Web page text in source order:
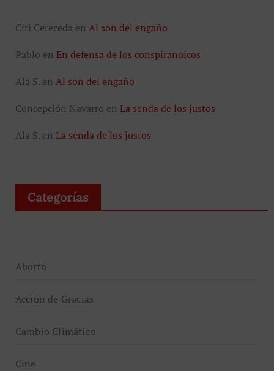
Ciri Cereceda en Al son del engaño
Pablo en En defensa de los conspiranoicos
Ala S.en Al son del engaño
Concepción Navarro en La senda de los justos
Ala S.en La senda de los justos
Categorías
Aborto
Acción de Gracias
Cambio Climático
Cine